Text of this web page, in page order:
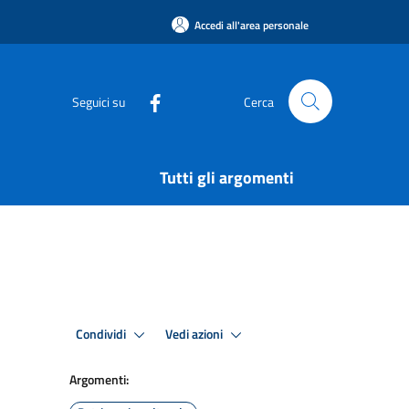
Accedi all'area personale
Seguici su Cerca
Tutti gli argomenti
Condividi Vedi azioni
Argomenti: